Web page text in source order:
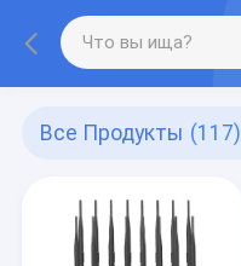
Все Продукты (117)